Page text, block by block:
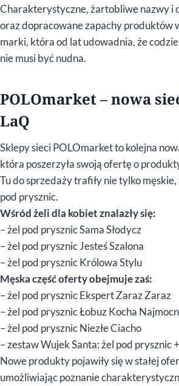
Charakterystyczne, żartobliwe nazwy i
oraz dopracowane zapachy produktów
marki, która od lat udowadnia, że
nie musi być nudna.
POLOmarket – nowa
LaQ
Sklepy sieci POLOmarket to kolejna
która poszerzyła swoją ofertę o
Tu do sprzedaży trafiły nie tylko
pod prysznic.
Wśród żeli dla kobiet znalazły się:
– żel pod prysznic Sama Słodycz
– żel pod prysznic Jesteś Szalona
– żel pod prysznic Królowa Stylu
Męska część oferty obejmuje zaś:
– żel pod prysznic Ekspert Zaraz Zaraz
– żel pod prysznic Łobuz Kocha
– żel pod prysznic Niezłe Ciacho
– zestaw Wujek Santa: żel pod prysznic
Nowe produkty pojawiły się w stałej
umożliwiając poznanie